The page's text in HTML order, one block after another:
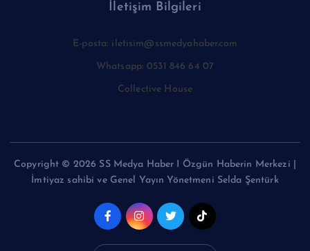
İletişim Bilgileri
E-posta: iletisim@ssmedyahaber.com
Whatsapp: 0531 846 64 07
Collective House
Copyright © 2026 SS Medya Haber I Özgün Haberin Merkezi |
İmtiyaz sahibi ve Genel Yayın Yönetmeni Selda Şentürk